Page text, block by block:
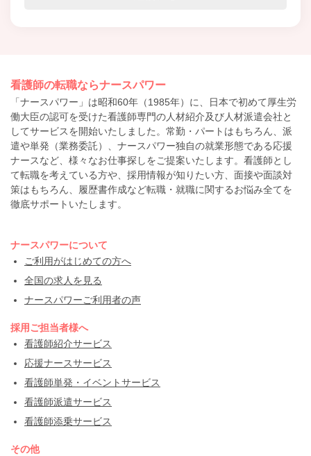
看護師の転職ならナースパワー
「ナースパワー」は昭和60年（1985年）に、日本で初めて厚生労
働大臣の認可を受けた看護師専門の人材紹介及び人材派遣会社と
してサービスを開始いたしました。常勤・パートはもちろん、派
遣や単発（業務委託）、ナースパワー独自の就業形態である応援
ナースなど、様々なお仕事探しをご提案いたします。看護師とし
て転職を考えている方や、採用情報が知りたい方、面接や面談対
策はもちろん、履歴書作成など転職・就職に関するお悩み全てを
徹底サポートいたします。
ナースパワーについて
ご利用がはじめての方へ
全国の求人を見る
ナースパワーご利用者の声
採用ご担当者様へ
看護師紹介サービス
応援ナースサービス
看護師単発・イベントサービス
看護師派遣サービス
看護師添乗サービス
その他